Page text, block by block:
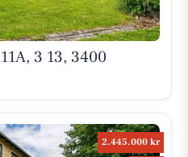
3 13, 3400
2.445.000 kr